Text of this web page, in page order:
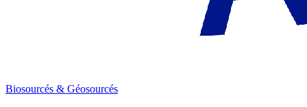
Biosourcés & Géosourcés